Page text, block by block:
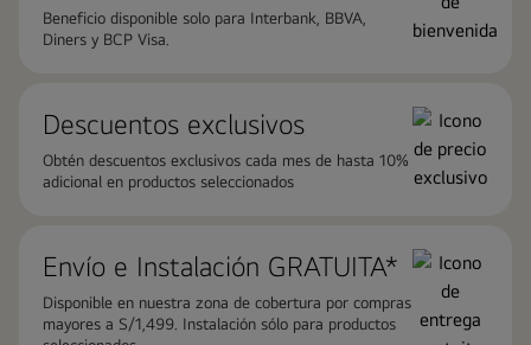
Beneficio disponible solo para Interbank, BBVA,
Diners y BCP Visa.
Descuentos exclusivos
Obtén descuentos exclusivos cada mes de hasta 10%
adicional en productos seleccionados
Envío e Instalación GRATUITA*
Disponible en nuestra zona de cobertura por compras
mayores a S/1,499. Instalación sólo para productos